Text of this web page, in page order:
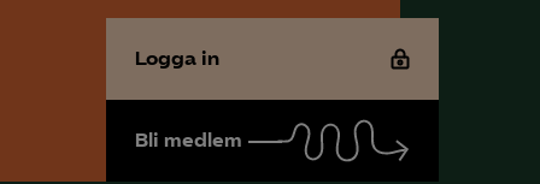
Logga in
Bli medlem